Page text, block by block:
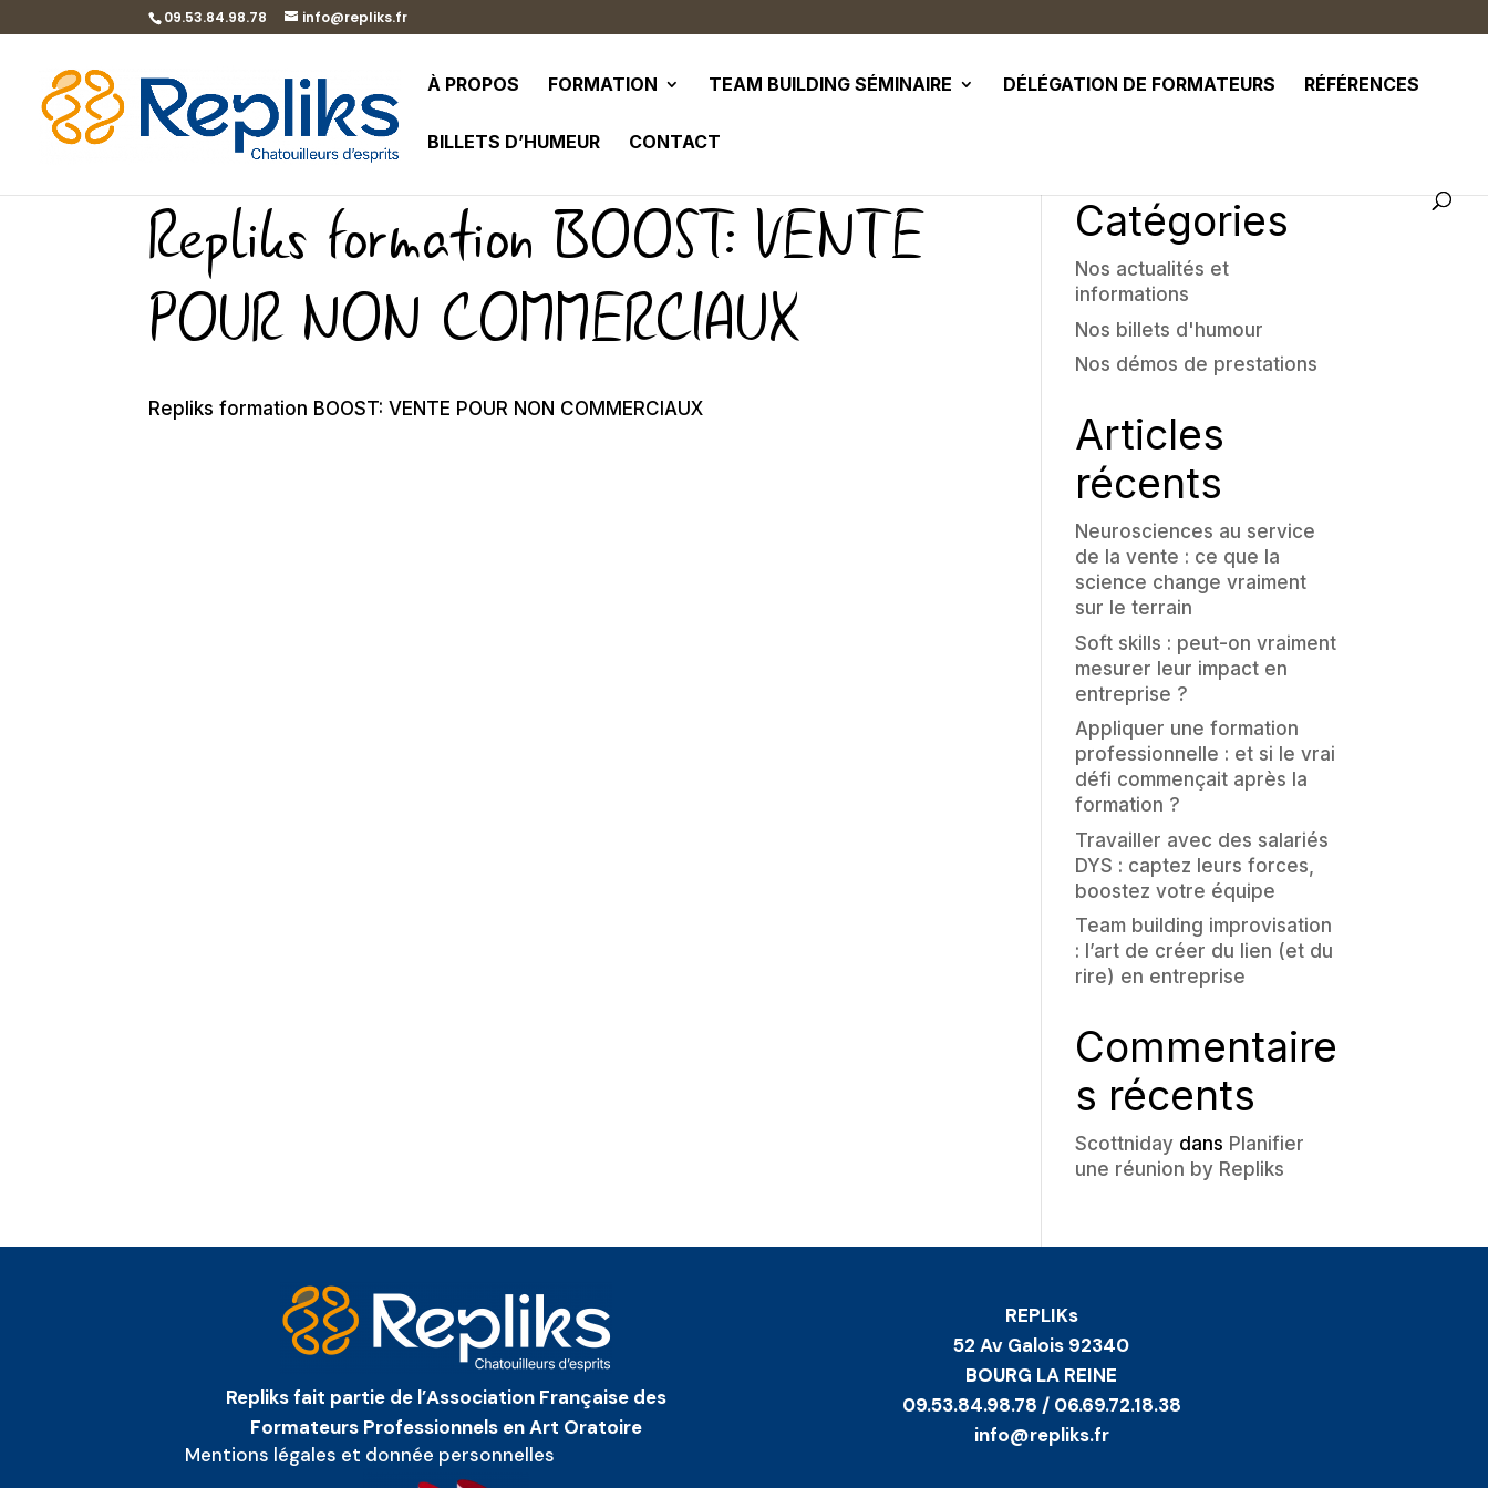
09.53.84.98.78 info@repliks.fr
À PROPOS FORMATION TEAM BUILDING SÉMINAIRE DÉLÉGATION DE FORMATEURS RÉFÉRENCES
BILLETS D’HUMEUR CONTACT
Repliks formation BOOST: VENTE
POUR NON COMMERCIAUX
Repliks formation BOOST: VENTE POUR NON COMMERCIAUX
Catégories
Nos actualités et
informations
Nos billets d'humour
Nos démos de prestations
Articles
récents
Neurosciences au service
de la vente : ce que la
science change vraiment
sur le terrain
Soft skills : peut-on vraiment
mesurer leur impact en
entreprise ?
Appliquer une formation
professionnelle : et si le vrai
défi commençait après la
formation ?
Travailler avec des salariés
DYS : captez leurs forces,
boostez votre équipe
Team building improvisation
: l’art de créer du lien (et du
rire) en entreprise
Commentaire
s récents
Scottnidaydans Planifier
une réunion by Repliks
Repliks fait partie de l’Association Française des
Formateurs Professionnels en Art Oratoire
Mentions légales et donnée personnelles
REPLIKs
52 Av Galois 92340
BOURG LA REINE
09.53.84.98.78 / 06.69.72.18.38
info@repliks.fr